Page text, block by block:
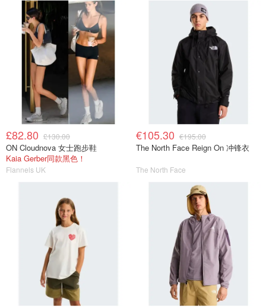
£82.80 £130.00
ON Cloudnova 女士跑步鞋
Kaia Gerber同款黑色！
Flannels UK
€105.30 €195.00
The North Face Reign On 冲锋衣
The North Face